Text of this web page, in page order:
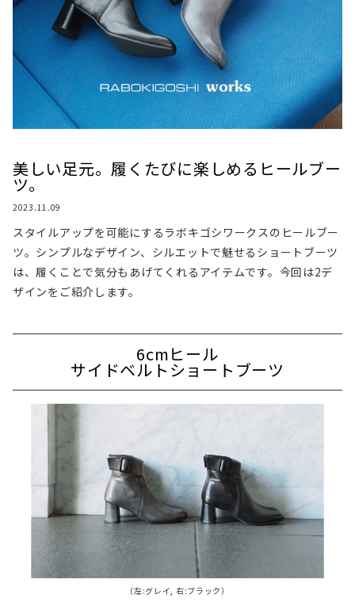
美しい足元。履くたびに楽しめるヒールブー
ツ。
2023.11.09
スタイルアップを可能にするラボキゴシワークスのヒールブー
ツ。シンプルなデザイン、シルエットで魅せるショートブーツ
は、履くことで気分もあげてくれるアイテムです。今回は2デ
ザインをご紹介します。
6cmヒール
サイドベルトショートブーツ
（左:グレイ, 右:ブラック）